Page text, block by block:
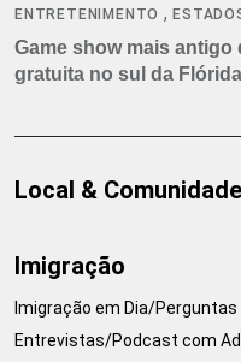
ENTRETENIMENTO ,
Game show mais antigo
gratuita no sul da Flórida
Local & Comunidade
Imigração
Imigração em Dia/
Entrevistas/Podcast com